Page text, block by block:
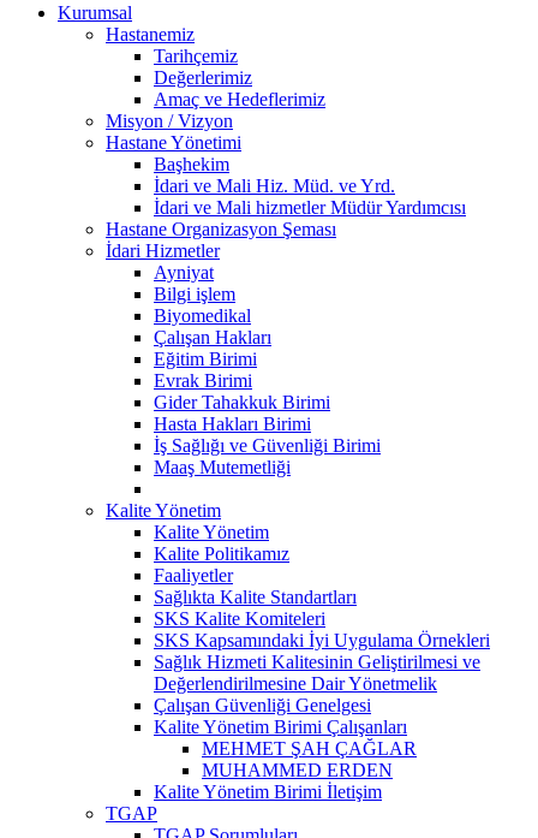
Kurumsal
Hastanemiz
Tarihçemiz
Değerlerimiz
Amaç ve Hedeflerimiz
Misyon / Vizyon
Hastane Yönetimi
Başhekim
İdari ve Mali Hiz. Müd. ve Yrd.
İdari ve Mali hizmetler Müdür Yardımcısı
Hastane Organizasyon Şeması
İdari Hizmetler
Ayniyat
Bilgi işlem
Biyomedikal
Çalışan Hakları
Eğitim Birimi
Evrak Birimi
Gider Tahakkuk Birimi
Hasta Hakları Birimi
İş Sağlığı ve Güvenliği Birimi
Maaş Mutemetliği
Kalite Yönetim
Kalite Yönetim
Kalite Politikamız
Faaliyetler
Sağlıkta Kalite Standartları
SKS Kalite Komiteleri
SKS Kapsamındaki İyi Uygulama Örnekleri
Sağlık Hizmeti Kalitesinin Geliştirilmesi ve
Değerlendirilmesine Dair Yönetmelik
Çalışan Güvenliği Genelgesi
Kalite Yönetim Birimi Çalışanları
MEHMET ŞAH ÇAĞLAR
MUHAMMED ERDEN
Kalite Yönetim Birimi İletişim
TGAP